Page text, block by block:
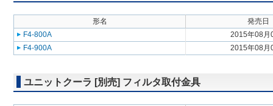
形名
発売日
F4-800A
2015年08月
F4-900A
2015年08月
ユニットクーラ [別売] フィルタ取付金具